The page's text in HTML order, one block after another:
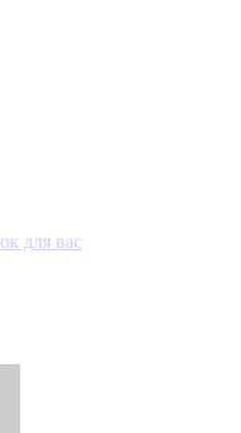
для вас